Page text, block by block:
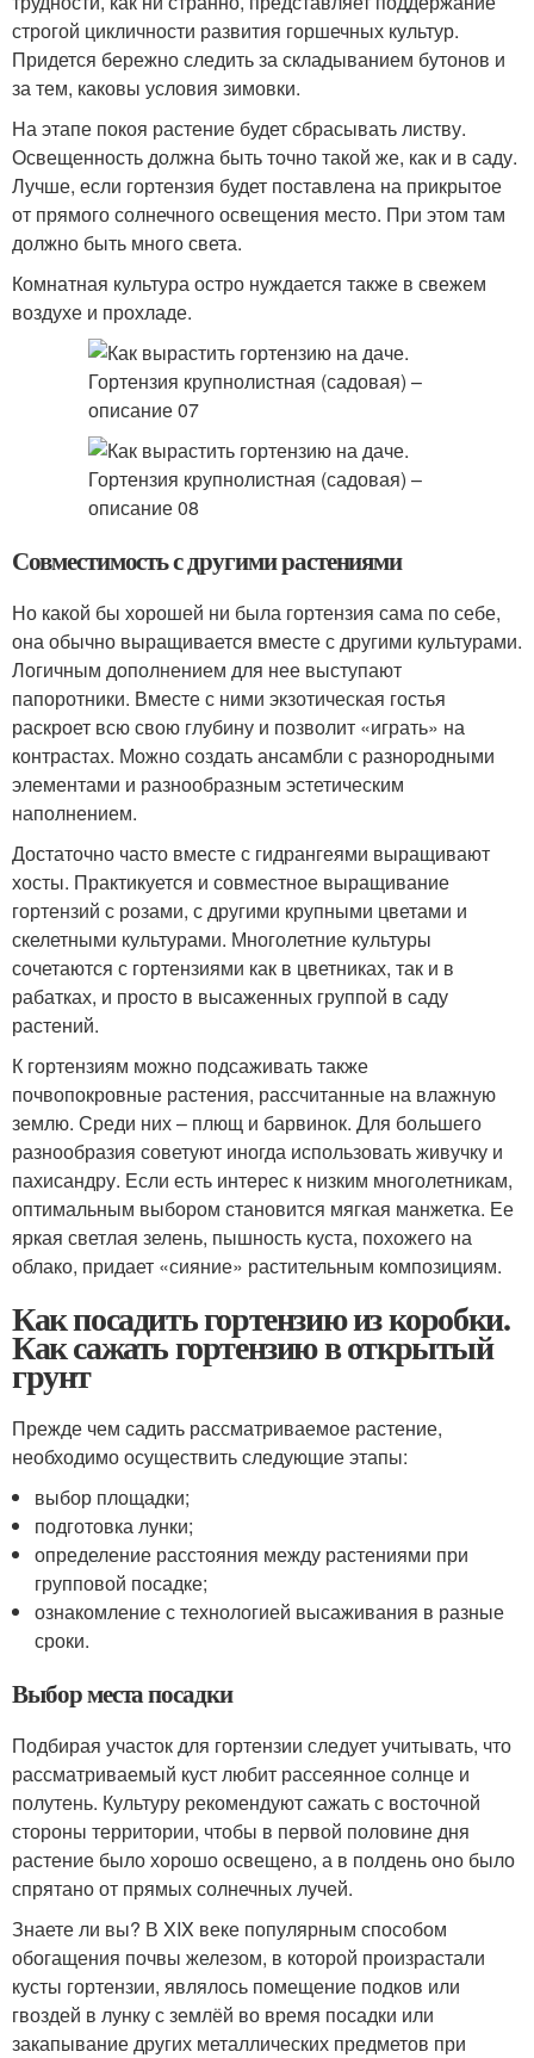
строгой цикличности развития горшечных культур.
Придется бережно следить за складыванием бутонов и
за тем, каковы условия зимовки.
На этапе покоя растение будет сбрасывать листву.
Освещенность должна быть точно такой же, как и в саду.
Лучше, если гортензия будет поставлена на прикрытое
от прямого солнечного освещения место. При этом там
должно быть много света.
Комнатная культура остро нуждается также в свежем
воздухе и прохладе.
Совместимость с другими растениями
Но какой бы хорошей ни была гортензия сама по себе,
она обычно выращивается вместе с другими культурами.
Логичным дополнением для нее выступают
папоротники. Вместе с ними экзотическая гостья
раскроет всю свою глубину и позволит «играть» на
контрастах. Можно создать ансамбли с разнородными
элементами и разнообразным эстетическим
наполнением.
Достаточно часто вместе с гидрангеями выращивают
хосты. Практикуется и совместное выращивание
гортензий с розами, с другими крупными цветами и
скелетными культурами. Многолетние культуры
сочетаются с гортензиями как в цветниках, так и в
рабатках, и просто в высаженных группой в саду
растений.
К гортензиям можно подсаживать также
почвопокровные растения, рассчитанные на влажную
землю. Среди них – плющ и барвинок. Для большего
разнообразия советуют иногда использовать живучку и
пахисандру. Если есть интерес к низким многолетникам,
оптимальным выбором становится мягкая манжетка. Ее
яркая светлая зелень, пышность куста, похожего на
облако, придает «сияние» растительным композициям.
Как посадить гортензию из коробки.
Как сажать гортензию в открытый
грунт
Прежде чем садить рассматриваемое растение,
необходимо осуществить следующие этапы:
выбор площадки;
подготовка лунки;
определение расстояния между растениями при
групповой посадке;
ознакомление с технологией высаживания в разные
сроки.
Выбор места посадки
Подбирая участок для гортензии следует учитывать, что
рассматриваемый куст любит рассеянное солнце и
полутень. Культуру рекомендуют сажать с восточной
стороны территории, чтобы в первой половине дня
растение было хорошо освещено, а в полдень оно было
спрятано от прямых солнечных лучей.
Знаете ли вы? В XIX веке популярным способом
обогащения почвы железом, в которой произрастали
кусты гортензии, являлось помещение подков или
гвоздей в лунку с землёй во время посадки или
закапывание других металлических предметов при